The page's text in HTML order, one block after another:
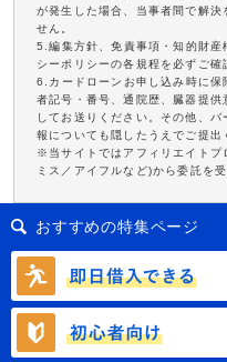
が発生した場合、当事者間で解
せん。
5.編集方針、免責事項・知的財産
シーポリシーの各規程を必ずご確
6.カードローンお申し込み時に保
者記号・番号、通院歴、臓器提
してお送りください。その他、
報についても隠したうえでご提出
※当サイトではアフィリエイトプ
ミス／アイフルなど)から委託を
おすすめの特集ページ